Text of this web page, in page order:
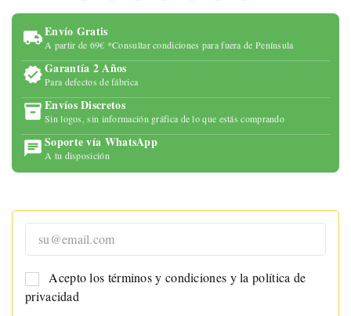
Envío Gratis
A partir de 69€ *Consultar condiciones para fuera de Península
Garantía 2 Años
Para defectos de fábrica
Envíos Discretos
Sin logos, sin información gráfica de lo que estás comprando
Soporte vía WhatsApp
A tu disposición
Acepto los términos y condiciones y la política de
privacidad